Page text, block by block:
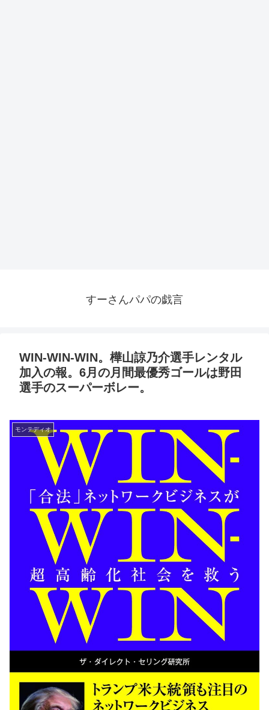
すーさんパパの戯言
WIN-WIN-WIN。樺山諒乃介選手レンタル
加入の報。6月の月間最優秀ゴールは野田
選手のスーパーボレー。
モンテディオ